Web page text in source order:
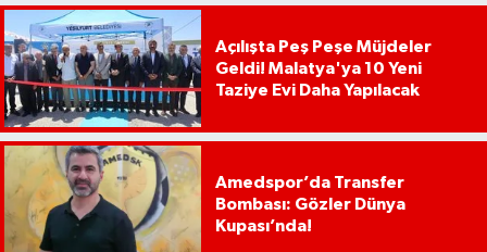
Açılışta Peş Peşe Müjdeler
Geldi! Malatya'ya 10 Yeni
Taziye Evi Daha Yapılacak
Amedspor’da Transfer
Bombası: Gözler Dünya
Kupası’nda!